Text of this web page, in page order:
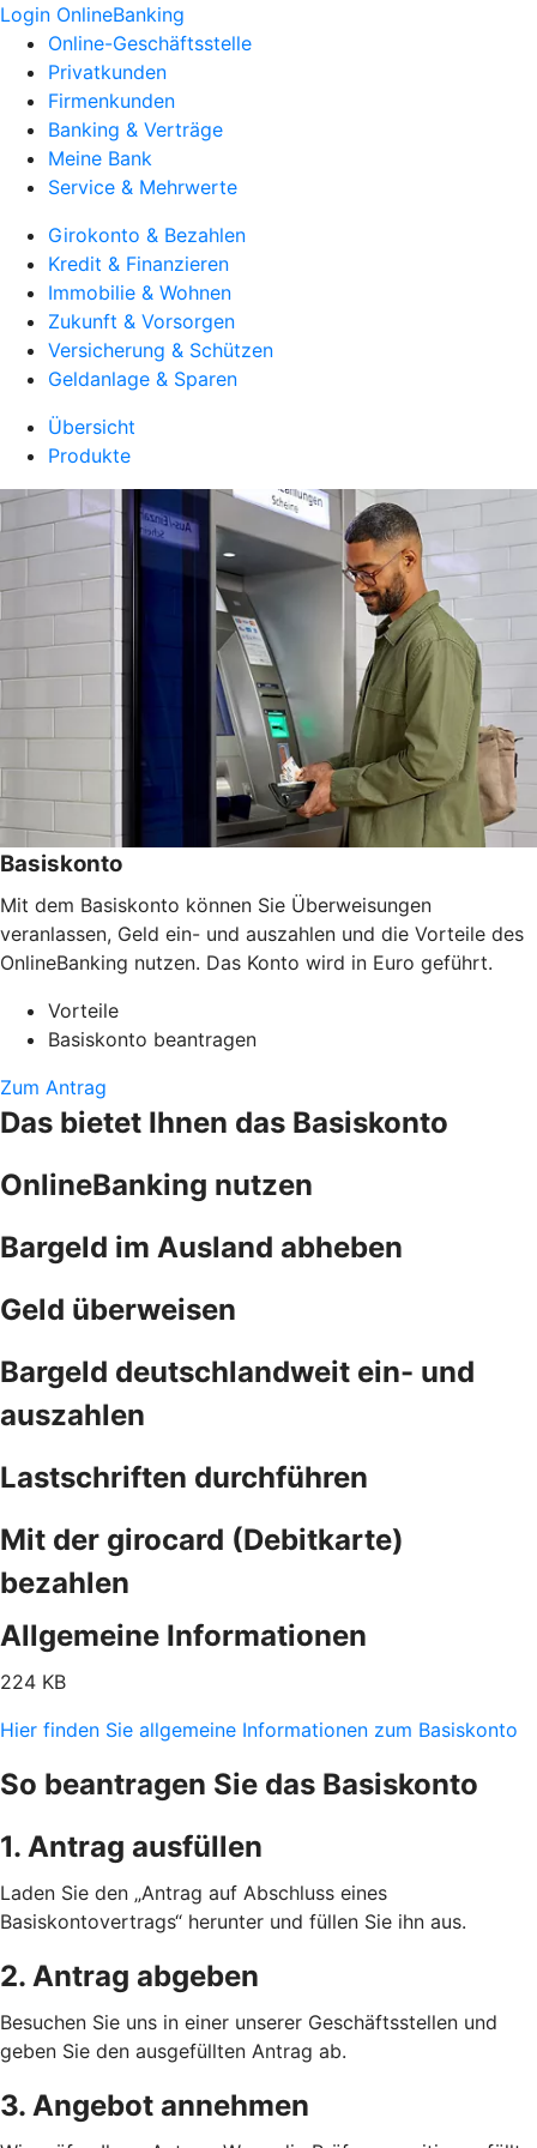
Login OnlineBanking
Online-Geschäftsstelle
Privatkunden
Firmenkunden
Banking & Verträge
Meine Bank
Service & Mehrwerte
Girokonto & Bezahlen
Kredit & Finanzieren
Immobilie & Wohnen
Zukunft & Vorsorgen
Versicherung & Schützen
Geldanlage & Sparen
Übersicht
Produkte
Basiskonto
Mit dem Basiskonto können Sie Überweisungen
veranlassen, Geld ein- und auszahlen und die Vorteile des
OnlineBanking nutzen. Das Konto wird in Euro geführt.
Vorteile
Basiskonto beantragen
Zum Antrag
Das bietet Ihnen das Basiskonto
OnlineBanking nutzen
Bargeld im Ausland abheben
Geld überweisen
Bargeld deutschlandweit ein- und
auszahlen
Lastschriften durchführen
Mit der girocard (Debitkarte)
bezahlen
Allgemeine Informationen
224 KB
Hier finden Sie allgemeine Informationen zum Basiskonto
So beantragen Sie das Basiskonto
1. Antrag ausfüllen
Laden Sie den „Antrag auf Abschluss eines
Basiskontovertrags“ herunter und füllen Sie ihn aus.
2. Antrag abgeben
Besuchen Sie uns in einer unserer Geschäftsstellen und
geben Sie den ausgefüllten Antrag ab.
3. Angebot annehmen